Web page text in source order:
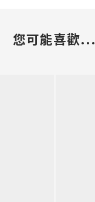
您可能喜歡...